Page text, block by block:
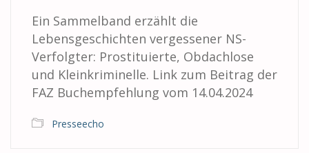
Ein Sammelband erzählt die
Lebensgeschichten vergessener NS-
Verfolgter: Prostituierte, Obdachlose
und Kleinkriminelle. Link zum Beitrag der
FAZ Buchempfehlung vom 14.04.2024
Presseecho